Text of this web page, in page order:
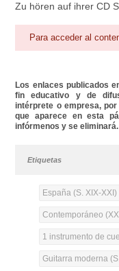
Zu hören auf ihrer CD
Para acceder al
Los enlaces publicados
fin educativo y de
intérprete o empresa,
que aparece en esta
infórmenos y se eliminará.
Etiquetas
España (S. XIX-XXI)
Contemporáneo
1 instrumento de
Guitarra moderna